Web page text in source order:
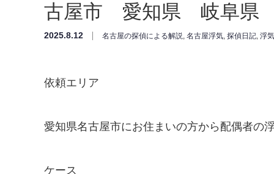
古屋市 愛知県 岐阜県
2025.8.12 名古屋の探偵による解説, 名古屋浮気, 探偵日記, 浮
依頼エリア
愛知県名古屋市にお住まいの方から配偶者の
ケース